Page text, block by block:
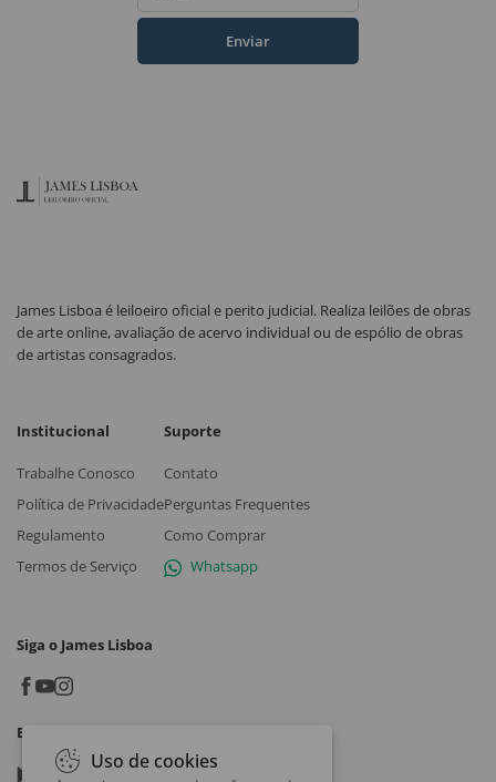
Enviar
James Lisboa é leiloeiro oficial e perito judicial. Realiza leilões de obras
de arte online, avaliação de acervo individual ou de espólio de obras
de artistas consagrados.
Institucional
Trabalhe Conosco
Política de Privacidade
Regulamento
Termos de Serviço
Suporte
Contato
Perguntas Frequentes
Como Comprar
Whatsapp
Siga o James Lisboa
Baixe o App
Google play
Uso de cookies